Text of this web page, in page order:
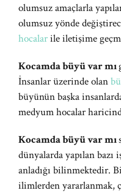
olumsuz amaçlarla
olumsuz yönde
hocalarile iletişime
Kocamda büyü var mı
İnsanlar üzerinde olan
büyünün başka
medyum hocalar
Kocamda büyü var mı
dünyalarda yapılan
anladığı bilinmektedir.
ilimlerden yararlanmak,